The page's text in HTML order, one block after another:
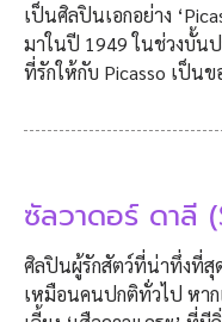
เป็นศิลปินเอกอย่าง
มาในปี 1949 ในช่วงบั้น
ที่รักให้กับ Picasso เป็น
ซัลวาดอร์ ดาลี
ศิลปินผู้รักสัตว์ที่น่าทึ่งที่สุ
เหมือนคนปกติทั่วไป หา